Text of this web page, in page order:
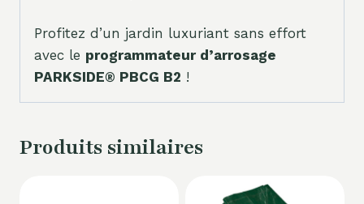
Profitez d’un jardin luxuriant sans effort
avec le programmateur d’arrosage
PARKSIDE® PBCG B2 !
Produits similaires